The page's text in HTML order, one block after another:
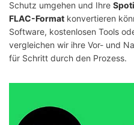
Schutz umgehen und Ihre
FLAC-Format konvertieren
Software, kostenlosen Tools
vergleichen wir ihre Vor- und
für Schritt durch den Prozess.